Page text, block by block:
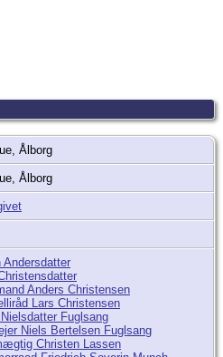
Ålborg
Ålborg
Andersdatter
Anders Christensen
Lars Christensen
Fuglsang
Niels Bertelsen Fuglsang
Christen Lassen